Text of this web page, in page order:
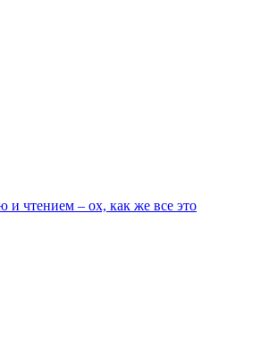
и чтением – ох, как же все это